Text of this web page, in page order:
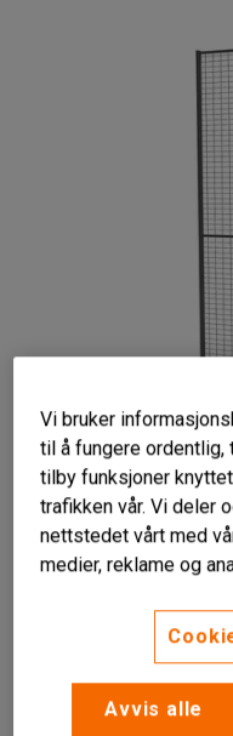
Enkel å montere
Fleksibel løsning
Finnes i ulike bredder
Gittervegger for
bredder og tre høyder.
permanent beskyttelse.
Vi bruker
til å fungere ordentlig,
tilby funksjoner
trafikken vår. Vi deler
nettstedet vårt med
medier, reklame og
Avvis alle